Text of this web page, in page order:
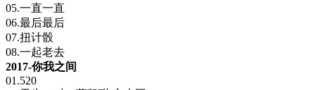
05.一直一直
06.最后最后
07.扭计骰
08.一起老去
2017-你我之间
01.520